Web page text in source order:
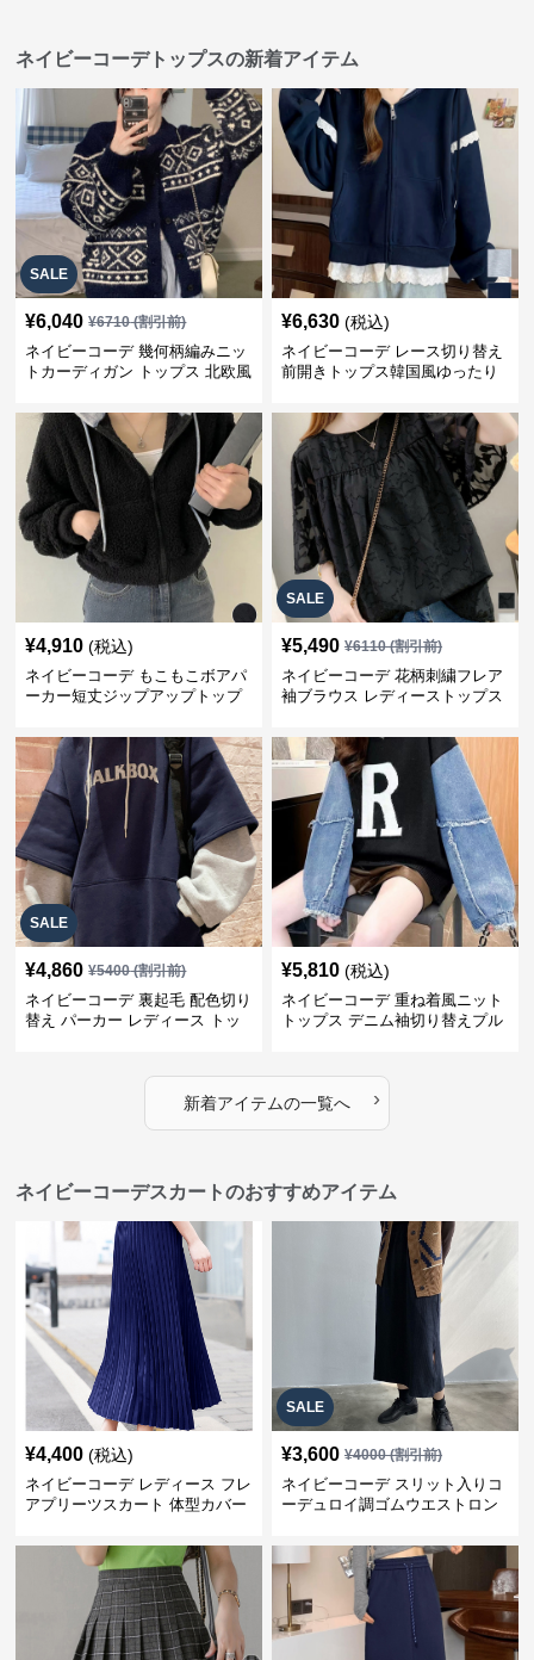
ネイビーコーデトップスの新着アイテム
SALE
¥6,040 ¥6710(割引前)
ネイビーコーデ 幾何柄編みニッ
トカーディガン トップス 北欧風
¥6,630 (税込)
ネイビーコーデ レース切り替え
前開きトップス韓国風ゆったり
¥4,910 (税込)
ネイビーコーデ もこもこボアパ
ーカー短丈ジップアップトップ
SALE
¥5,490 ¥6110(割引前)
ネイビーコーデ 花柄刺繍フレア
袖ブラウス レディーストップス
SALE
¥4,860 ¥5400(割引前)
ネイビーコーデ 裏起毛 配色切り
替え パーカー レディース トッ
¥5,810 (税込)
ネイビーコーデ 重ね着風ニット
トップス デニム袖切り替えプル
新着アイテムの一覧へ ›
ネイビーコーデスカートのおすすめアイテム
¥4,400 (税込)
ネイビーコーデ レディース フレ
アプリーツスカート 体型カバー
ト
SALE
¥3,600 ¥4000(割引前)
ネイビーコーデ スリット入りコ
ーデュロイ調ゴムウエストロン